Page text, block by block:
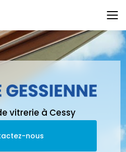
vitrerie à Cessy
nous